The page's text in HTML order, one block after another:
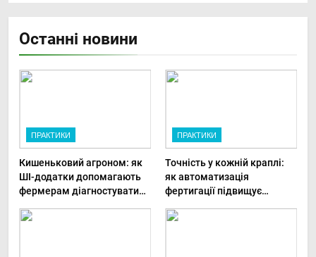
Останні новини
ПРАКТИКИ
Кишеньковий агроном: як
ШІ-додатки допомагають
фермерам діагностувати
ПРАКТИКИ
Точність у кожній краплі:
як автоматизація
фертигації підвищує